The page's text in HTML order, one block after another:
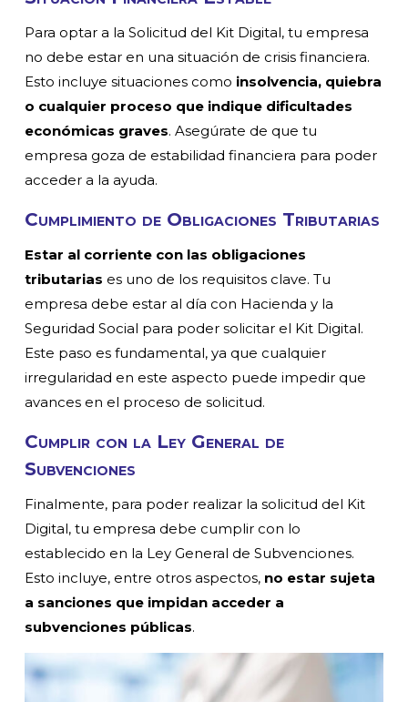
Para optar a la Solicitud del Kit Digital, tu empresa
no debe estar en una situación de crisis financiera.
Esto incluye situaciones como insolvencia, quiebra
o cualquier proceso que indique dificultades
económicas graves. Asegúrate de que tu
empresa goza de estabilidad financiera para poder
acceder a la ayuda.
Cumplimiento de Obligaciones Tributarias
Estar al corriente con las obligaciones
tributarias es uno de los requisitos clave. Tu
empresa debe estar al día con Hacienda y la
Seguridad Social para poder solicitar el Kit Digital.
Este paso es fundamental, ya que cualquier
irregularidad en este aspecto puede impedir que
avances en el proceso de solicitud.
Cumplir con la Ley General de
Subvenciones
Finalmente, para poder realizar la solicitud del Kit
Digital, tu empresa debe cumplir con lo
establecido en la Ley General de Subvenciones.
Esto incluye, entre otros aspectos, no estar sujeta
a sanciones que impidan acceder a
subvenciones públicas.